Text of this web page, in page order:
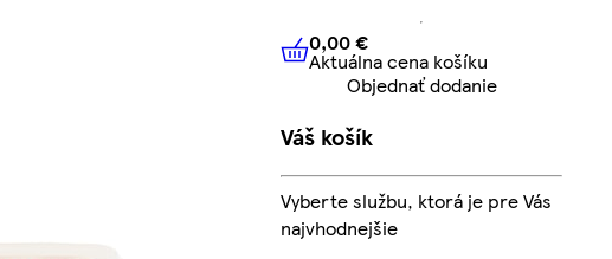
0,00 € Aktuálna cena košíku
0,00 €
Aktuálna cena košíku
Objednať dodanie
Váš košík
Vyberte službu, ktorá je pre Vás
najvhodnejšie